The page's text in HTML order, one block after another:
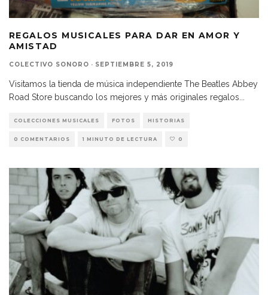
REGALOS MUSICALES PARA DAR EN AMOR Y
AMISTAD
COLECTIVO SONORO · SEPTIEMBRE 5, 2019
Visitamos la tienda de música independiente The Beatles Abbey
Road Store buscando los mejores y más originales regalos
COLECCIONES MUSICALES FOTOS HISTORIAS
0 COMENTARIOS 1 MINUTO DE LECTURA 0